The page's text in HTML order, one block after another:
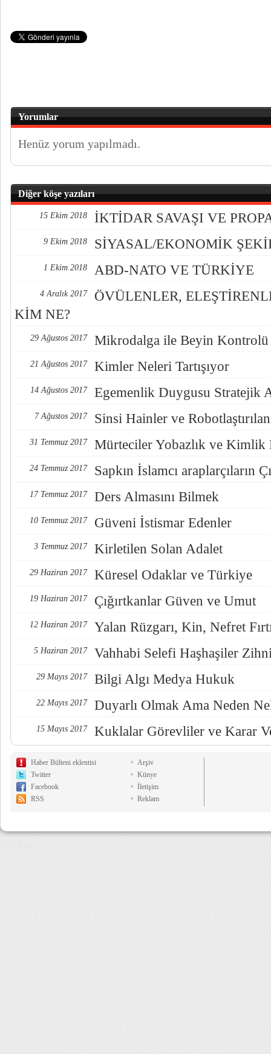
Yorumlar
Henüz yorum yapılmadı.
Diğer köşe yazıları
15 Ekim 2018 İKTİDAR SAVAŞI VE
9 Ekim 2018 SİYASAL/EKONOMİK
1 Ekim 2018 ABD-NATO VE TÜRKİYE
4 Aralık 2017
ÖVÜLENLER,
KİM NE?
29 Ağustos 2017 Mikrodalga ile Beyin Kontrolü
21 Ağustos 2017 Kimler Neleri Tartışıyor
14 Ağustos 2017 Egemenlik Duygusu Stratejik
7 Ağustos 2017 Sinsi Hainler ve
31 Temmuz 2017 Mürteciler Yobazlık ve Kimlik
24 Temmuz 2017 Sapkın İslamcı araplarçıların
17 Temmuz 2017 Ders Almasını Bilmek
10 Temmuz 2017 Güveni İstismar Edenler
3 Temmuz 2017 Kirletilen Solan Adalet
29 Haziran 2017 Küresel Odaklar ve Türkiye
19 Haziran 2017 Çığırtkanlar Güven ve Umut
12 Haziran 2017 Yalan Rüzgarı, Kin, Nefret
5 Haziran 2017 Vahhabi Selefi Haşhaşiler
29 Mayıs 2017 Bilgi Algı Medya Hukuk
22 Mayıs 2017 Duyarlı Olmak Ama Neden
15 Mayıs 2017 Kuklalar Görevliler ve Karar
Haber Bülteni eklentisi
Twitter
Facebook
RSS
Arşiv
Künye
İletişim
Reklam